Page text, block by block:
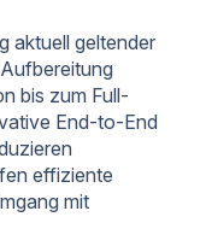
aktuell geltender
bis zum Full-
End-to-End
effiziente
mit